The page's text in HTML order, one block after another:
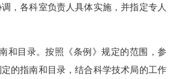
，各科室负责人具体实施，并指定专人
目录。按照《条例》规定的范围，参
的指南和目录，结合科学技术局的工作